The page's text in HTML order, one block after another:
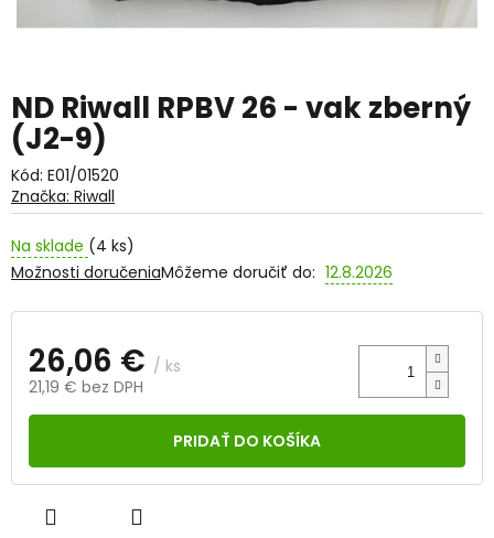
ND Riwall RPBV 26 - vak zberný
(J2-9)
Kód: E01/01520
Na sklade (4 ks)
Môžeme doručiť do: 12.8.2026
Možnosti doručenia
26,06 € / ks
21,19 € bez DPH
Jednotková
PRIDAŤ DO KOŠÍKA
Značka: Riwall